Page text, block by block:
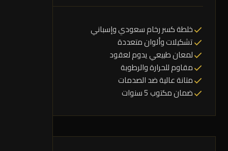
خلطة كسر رخام سعودي وإسباني
تشكيلات وألوان متعددة
لمعان طبيعي يدوم لعقود
مقاوم للحرارة والرطوبة
متانة عالية ضد الصدمات
ضمان مكتوب 5 سنوات